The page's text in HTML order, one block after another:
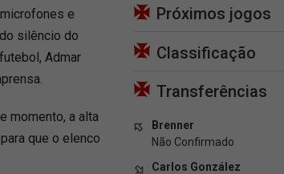
e
silêncio do
Admar
momento, a alta
que o elenco
Próximos jogos
Classificação
Transferências
Brenner
Não Confirmado
Carlos González